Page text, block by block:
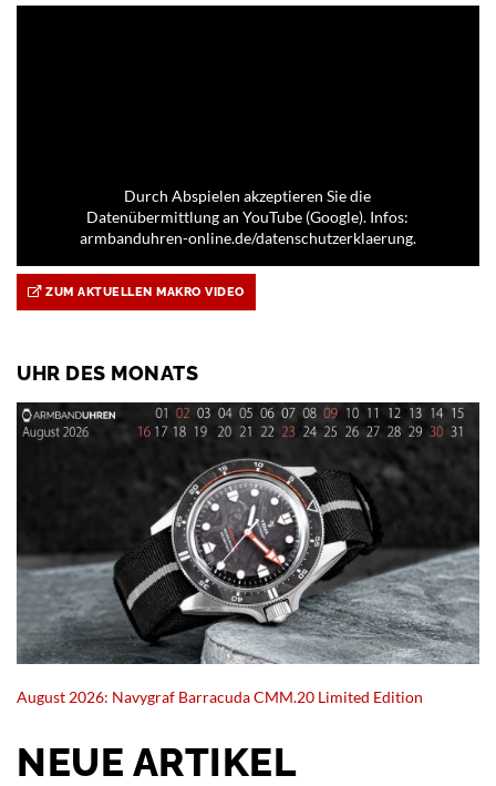
Durch Abspielen akzeptieren Sie die
Datenübermittlung an YouTube (Google). Infos:
armbanduhren-online.de/datenschutzerklaerung.
ZUM AKTUELLEN MAKRO VIDEO
UHR DES MONATS
August 2026: Navygraf Barracuda CMM.20 Limited Edition
NEUE ARTIKEL